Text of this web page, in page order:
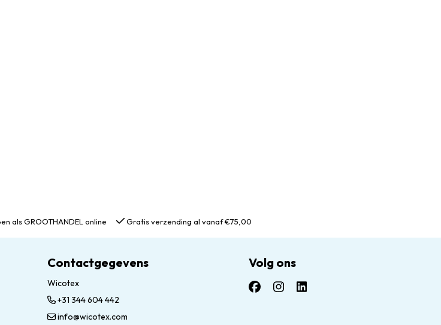
als GROOTHANDEL online Gratis verzending al vanaf €75,00
Contactgegevens
Wicotex
+31 344 604 442
info@wicotex.com
Volg ons